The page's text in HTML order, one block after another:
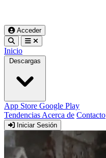
Acceder
Inicio
Descargas
App Store Google Play
Tendencias Acerca de Contacto
Iniciar Sesión